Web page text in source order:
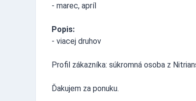
- marec, apríl
Popis:
- viacej druhov
Profil zákazníka: súkromná osoba z
Ďakujem za ponuku.